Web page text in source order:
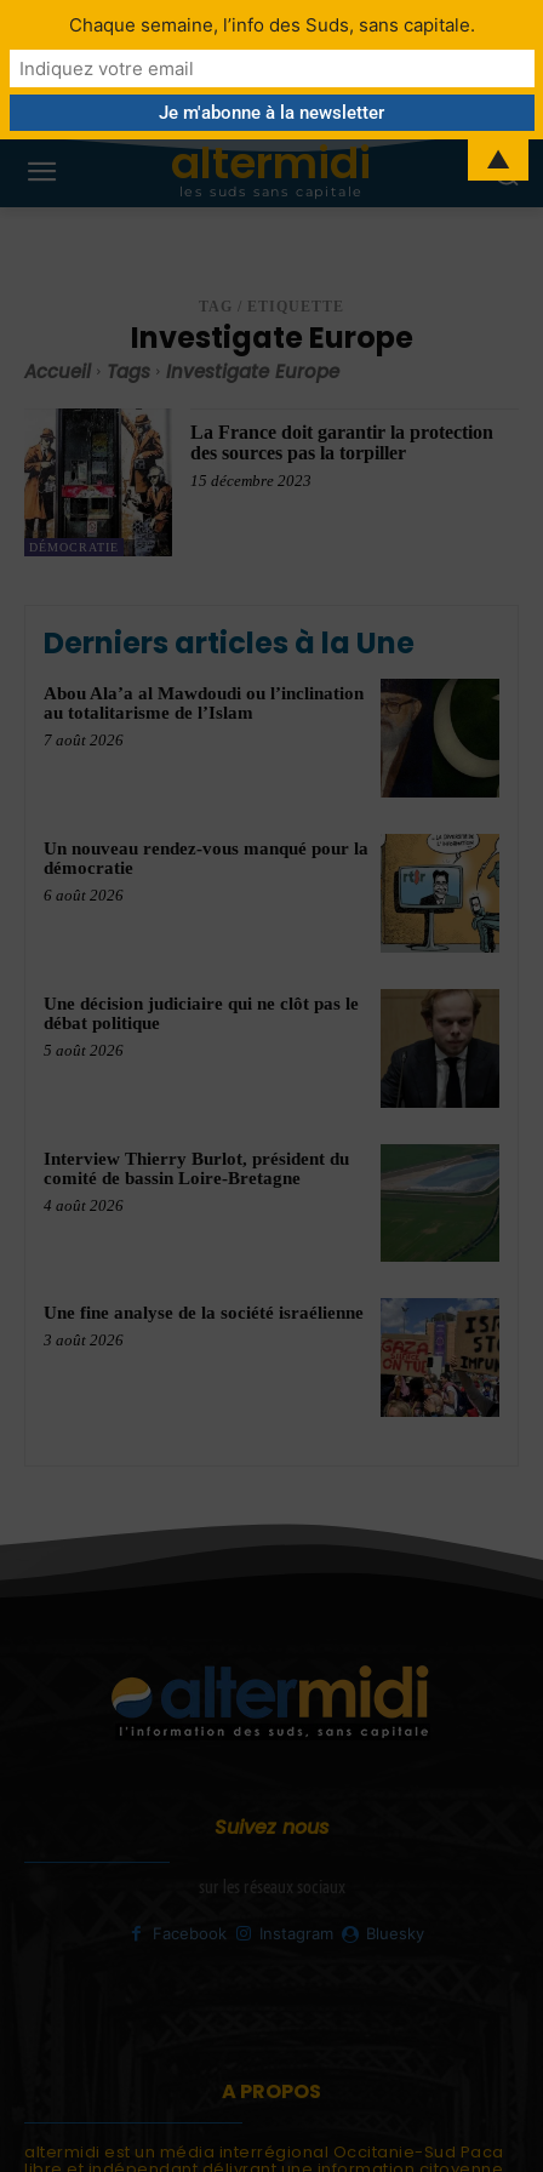
altermidi
les suds sans capitale
TAG / ETIQUETTE
Investigate Europe
Accueil Tags Investigate Europe
DÉMOCRATIE
La France doit garantir la protection
des sources pas la torpiller
15 décembre 2023
Derniers articles à la Une
Abou Ala’a al Mawdoudi ou l’inclination
au totalitarisme de l’Islam
7 août 2026
Un nouveau rendez-vous manqué pour la
démocratie
6 août 2026
Une décision judiciaire qui ne clôt pas le
débat politique
5 août 2026
Interview Thierry Burlot, président du
comité de bassin Loire-Bretagne
4 août 2026
Une fine analyse de la société israélienne
3 août 2026
Suivez nous
sur les réseaux sociaux
Facebook Instagram Bluesky
A PROPOS
altermidi est un média interrégional Occitanie-Sud Paca
Chaque semaine, l’info des Suds, sans capitale.
▲